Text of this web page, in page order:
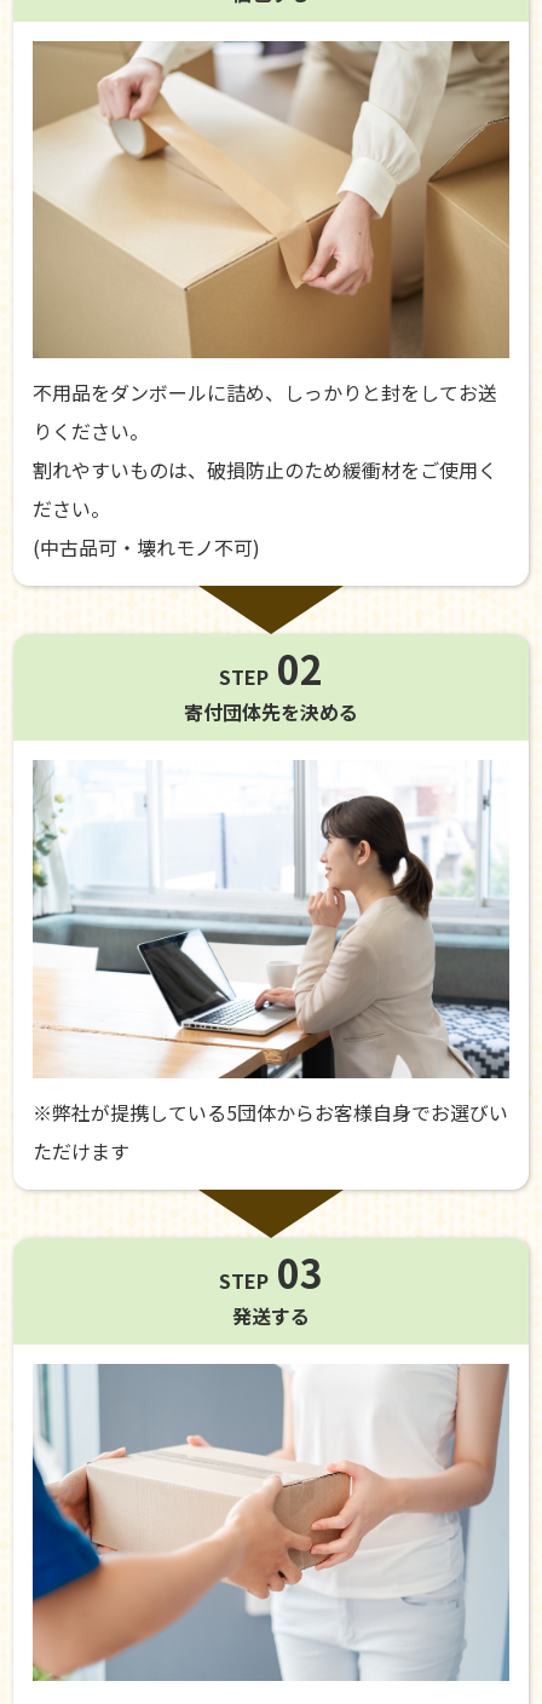
不用品をダンボールに詰め、しっかりと封をしてお送
りください。
割れやすいものは、破損防止のため緩衝材をご使用く
ださい。
(中古品可・壊れモノ不可)
STEP 02
寄付団体先を決める
※弊社が提携している5団体からお客様自身でお選びい
ただけます
STEP 03
発送する